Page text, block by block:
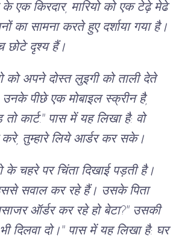
के एक किरदार, मारियो को एक टेढ़े मेढे
का सामना करते हुए दर्शाया गया है।
छोटे दृश्य हैं।
को अपने दोस्त लुइगी को ताली देते
उनके पीछे एक मोबाइल स्क्रीन है,
कार्ट." पास में यह लिखा है: वो
करे, तुम्हारे लिये आर्डर कर सके।
के चहरे पर चिंता दिखाई पड़ती है।
सवाल कर रहे हैं। उसके पिता
ऑर्डर कर रहे हो बेटा?" उसकी
दिलवा दो।" पास में यह लिखा है: घर